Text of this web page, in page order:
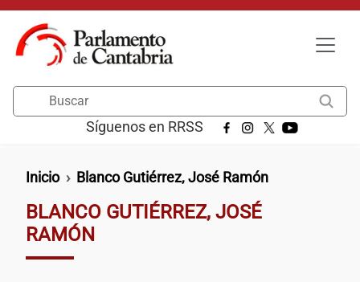
Pasar al contenido principal
Síguenos en RRSS
Ruta de navegación
Inicio Blanco Gutiérrez, José Ramón
BLANCO GUTIÉRREZ, JOSÉ
RAMÓN